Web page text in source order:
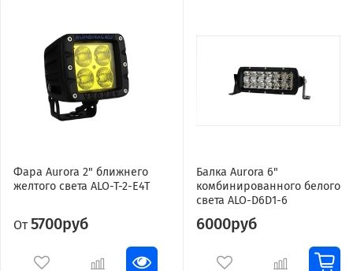
Фара Aurora 2" ближнего
желтого света ALO-T-2-E4T
От 5700руб
Балка Aurora 6"
комбинированного белого
света ALO-D6D1-6
6000руб